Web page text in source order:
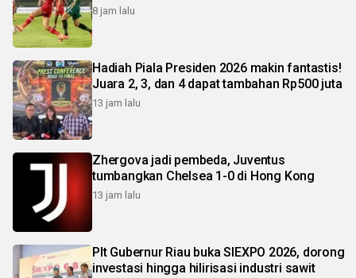
8 jam lalu
Hadiah Piala Presiden 2026 makin fantastis!
Juara 2, 3, dan 4 dapat tambahan Rp500 juta
13 jam lalu
Zhergova jadi pembeda, Juventus
tumbangkan Chelsea 1-0 di Hong Kong
13 jam lalu
Plt Gubernur Riau buka SIEXPO 2026, dorong
investasi hingga hilirisasi industri sawit